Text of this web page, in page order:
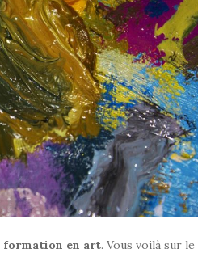
formation en art. Vous voilà sur le